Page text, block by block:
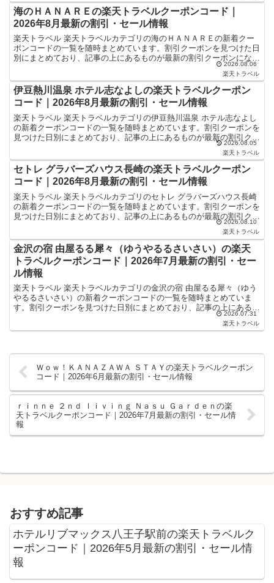
海のＨＡＮＡＲＥの楽天トラベルクーポンコード｜
2026年8月最新の割引・セール情報
楽天トラベル 楽天トラベルカテゴリの海のＨＡＮＡＲＥの新着クー
ポンコードの一覧を随時まとめています。割引クーポンを見つけた日
別にまとめており、記事の上にあるものが最新の割引クーポンになり
ます。ホテル・旅館宿泊の予約などで使えるクーポンやセー...2026.08.06
楽天トラベル
伊豆熱川温泉 ホテル志なよしの楽天トラベルクーポン
コード｜2026年8月最新の割引・セール情報
楽天トラベル 楽天トラベルカテゴリの伊豆熱川温泉 ホテル志なよし
の新着クーポンコードの一覧を随時まとめています。割引クーポンを
見つけた日別にまとめており、記事の上にあるものが最新の割引クー
ポンになります。ホテル・旅館宿泊の予約などで使えるク...2026.08.05
楽天トラベル
セトレ グラバーズハウス長崎の楽天トラベルクーポン
コード｜2026年8月最新の割引・セール情報
楽天トラベル 楽天トラベルカテゴリのセトレ グラバーズハウス長崎
の新着クーポンコードの一覧を随時まとめています。割引クーポンを
見つけた日別にまとめており、記事の上にあるものが最新の割引クー
ポンになります。ホテル・旅館宿泊の予約などで使えるク...2026.08.10
楽天トラベル
金沢の宿 由屋るる犀々（ゆうやるるさいさい）の楽天
トラベルクーポンコード｜2026年7月最新の割引・セー
ル情報
楽天トラベル 楽天トラベルカテゴリの金沢の宿 由屋るる犀々（ゆう
やるるさいさい）の新着クーポンコードの一覧を随時まとめていま
す。割引クーポンを見つけた日別にまとめており、記事の上にあるも
のが最新の割引クーポンになります。ホテル・旅館宿泊の予...2026.07.31
楽天トラベル
Ｗｏｗ！ＫＡＮＡＺＡＷＡ ＳＴＡＹの楽天トラベルクーポン
コード｜2026年6月最新の割引・セール情報
ｒｉｎｎｅ ２ｎｄ ｌｉｖｉｎｇ Ｎａｓｕ Ｇａｒｄｅｎの楽
天トラベルクーポンコード｜2026年7月最新の割引・セール情
報
おすすめ記事
ホテルリブマックス八王子駅前の楽天トラベルク
ーポンコード｜2026年5月最新の割引・セール情
報